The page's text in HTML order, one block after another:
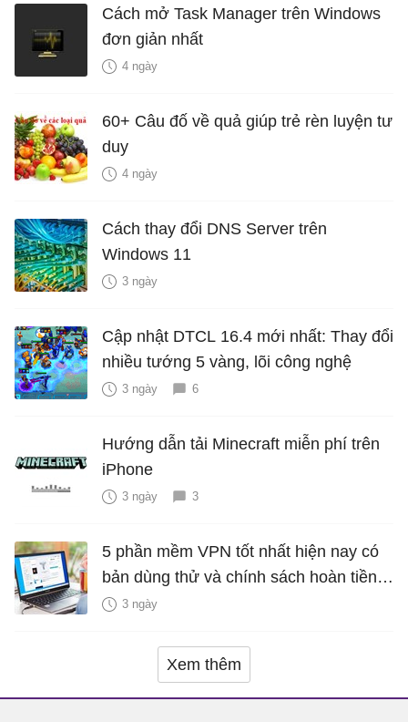
Cách mở Task Manager trên Windows
đơn giản nhất
4 ngày
60+ Câu đố về quả giúp trẻ rèn luyện tư
duy
4 ngày
Cách thay đổi DNS Server trên
Windows 11
3 ngày
Cập nhật DTCL 16.4 mới nhất: Thay đổi
nhiều tướng 5 vàng, lõi công nghệ
3 ngày 6
Hướng dẫn tải Minecraft miễn phí trên
iPhone
3 ngày 3
5 phần mềm VPN tốt nhất hiện nay có
bản dùng thử và chính sách hoàn tiền
miễn phí
3 ngày
Xem thêm